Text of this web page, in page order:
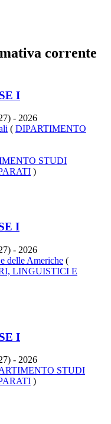
corrente
I
- 2026
( DIPARTIMENTO
STUDI
)
I
- 2026
delle Americhe (
LINGUISTICI E
I
- 2026
STUDI
)